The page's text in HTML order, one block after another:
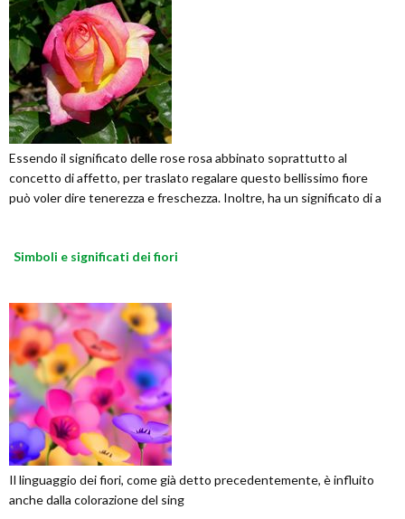
Essendo il significato delle rose rosa abbinato soprattutto al
concetto di affetto, per traslato regalare questo bellissimo fiore
può voler dire tenerezza e freschezza. Inoltre, ha un significato di a
Simboli e significati dei fiori
Il linguaggio dei fiori, come già detto precedentemente, è influito
anche dalla colorazione del sing